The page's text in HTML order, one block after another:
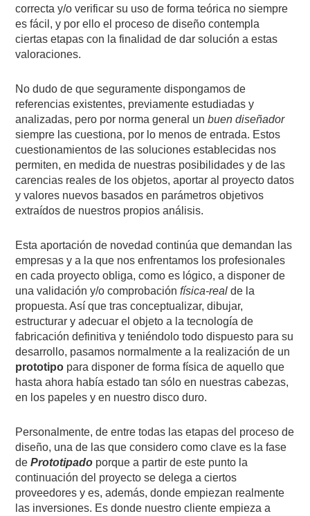
correcta y/o verificar su uso de forma teórica no siempre
es fácil, y por ello el proceso de diseño contempla
ciertas etapas con la finalidad de dar solución a estas
valoraciones.
No dudo de que seguramente dispongamos de
referencias existentes, previamente estudiadas y
analizadas, pero por norma general un buen diseñador
siempre las cuestiona, por lo menos de entrada. Estos
cuestionamientos de las soluciones establecidas nos
permiten, en medida de nuestras posibilidades y de las
carencias reales de los objetos, aportar al proyecto datos
y valores nuevos basados en parámetros objetivos
extraídos de nuestros propios análisis.
Esta aportación de novedad continúa que demandan las
empresas y a la que nos enfrentamos los profesionales
en cada proyecto obliga, como es lógico, a disponer de
una validación y/o comprobaciónfísica-real de la
propuesta. Así que tras conceptualizar, dibujar,
estructurar y adecuar el objeto a la tecnología de
fabricación definitiva y teniéndolo todo dispuesto para su
desarrollo, pasamos normalmente a la realización de un
prototipo para disponer de forma física de aquello que
hasta ahora había estado tan sólo en nuestras cabezas,
en los papeles y en nuestro disco duro.
Personalmente, de entre todas las etapas del proceso de
diseño, una de las que considero como clave es la fase
dePrototipado porque a partir de este punto la
continuación del proyecto se delega a ciertos
proveedores y es, además, donde empiezan realmente
las inversiones. Es donde nuestro cliente empieza a